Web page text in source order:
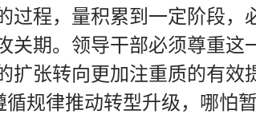
程，量积累到一定阶段，
期。领导干部必须尊重这
张转向更加注重质的有效
规律推动转型升级，哪怕